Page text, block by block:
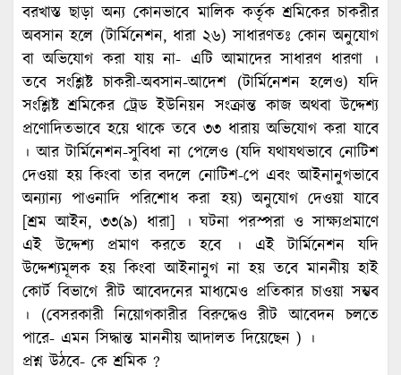
বরখাস্ত ছাড়া অন্য কোনভাবে মালিক কর্তৃক শ্রমিকের চাকরীর
অবসান হলে (টার্মিনেশন, ধারা ২৬) সাধারণতঃ কোন অনুযোগ
বা অভিযোগ করা যায় না- এটি আমাদের সাধারণ ধারণা ।
তবে সংশ্লিষ্ট চাকরী-অবসান-আদেশ (টার্মিনেশন হলেও) যদি
সংশ্লিষ্ট শ্রমিকের ট্রেড ইউনিয়ন সংক্রান্ত কাজ অথবা উদ্দেশ্য
প্রণোদিতভাবে হয়ে থাকে তবে ৩৩ ধারায় অভিযোগ করা যাবে
। আর টার্মিনেশন-সুবিধা না পেলেও (যদি যথাযথভাবে নোটিশ
দেওয়া হয় কিংবা তার বদলে নোটিশ-পে এবং আইনানুগভাবে
অন্যান্য পাওনাদি পরিশোধ করা হয়) অনুযোগ দেওয়া যাবে
[শ্রম আইন, ৩৩(৯) ধারা] । ঘটনা পরস্পরা ও সাক্ষ্যপ্রমাণে
এই উদ্দেশ্য প্রমাণ করতে হবে । এই টার্মিনেশন যদি
উদ্দেশ্যমূলক হয় কিংবা আইনানুগ না হয় তবে মাননীয় হাই
কোর্ট বিভাগে রীট আবেদনের মাধ্যমেও প্রতিকার চাওয়া সম্ভব
। (বেসরকারী নিয়োগকারীর বিরুদ্ধেও রীট আবেদন চলতে
পারে- এমন সিদ্ধান্ত মাননীয় আদালত দিয়েছেন ) ।
প্রশ্ন উঠবে- কে শ্রমিক ?